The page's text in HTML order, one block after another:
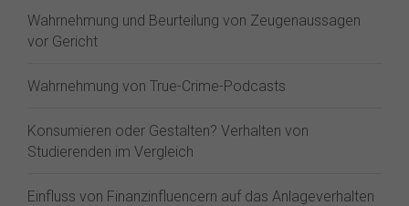
Wahrnehmung und Beurteilung von Zeugenaussagen
vor Gericht
Wahrnehmung von True-Crime-Podcasts
Konsumieren oder Gestalten? Verhalten von
Studierenden im Vergleich
Einfluss von Finanzinfluencern auf das Anlageverhalten